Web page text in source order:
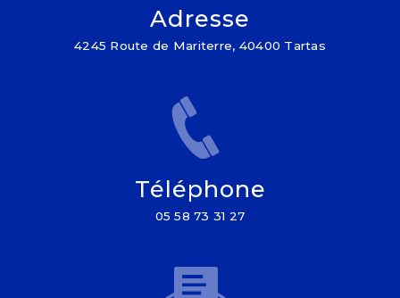
Adresse
4245 Route de Mariterre, 40400 Tartas
Téléphone
05 58 73 31 27